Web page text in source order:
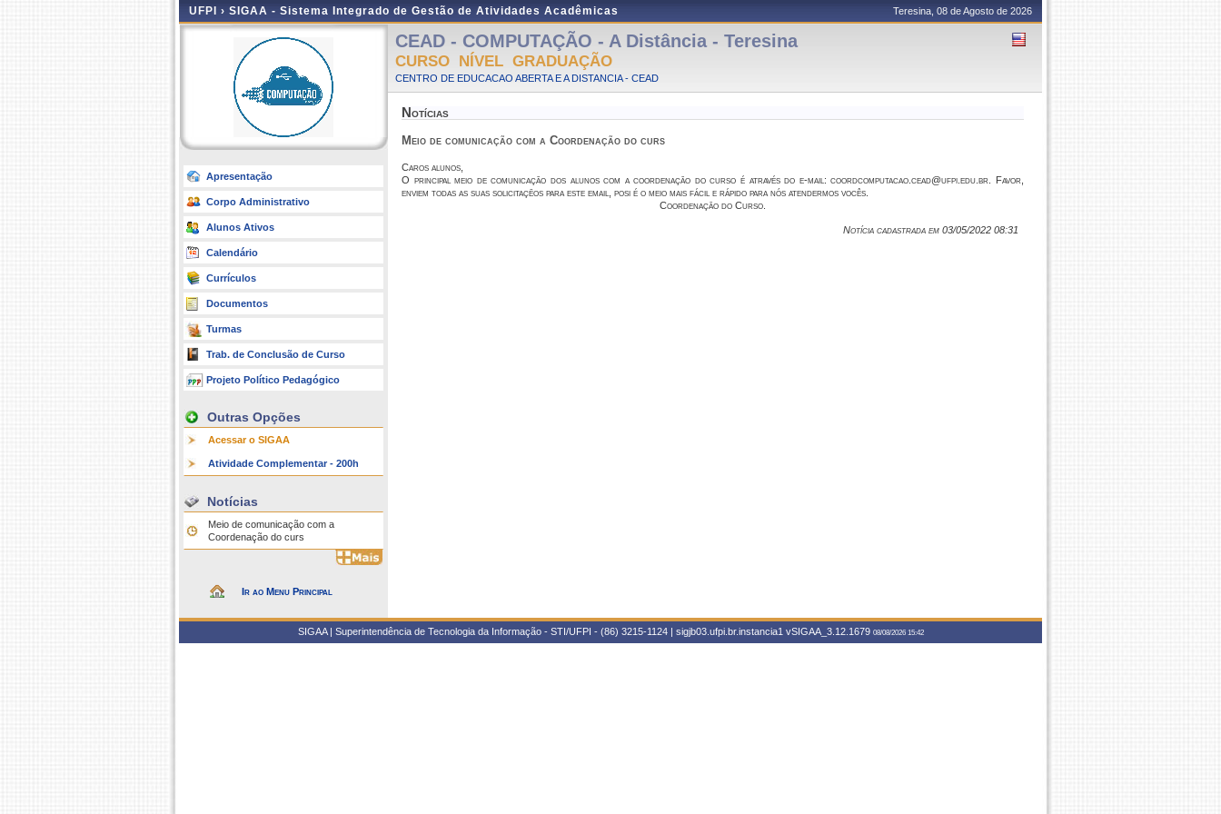
UFPI › SIGAA - Sistema Integrado de Gestão de Atividades Acadêmicas Teresina, 08 de Agosto de 2026
Apresentação
Corpo Administrativo
Alunos Ativos
Calendário
Currículos
Documentos
Turmas
Trab. de Conclusão de Curso
Projeto Político Pedagógico
Outras Opções
Acessar o SIGAA
Atividade Complementar - 200h
Notícias
Meio de comunicação com a
Coordenação do curs
Ir ao Menu Principal
CEAD - COMPUTAÇÃO - A Distância - Teresina
CURSO NÍVEL GRADUAÇÃO
CENTRO DE EDUCACAO ABERTA E A DISTANCIA - CEAD
Notícias
Meio de comunicação com a Coordenação do curs
Caros alunos,
O principal meio de comunicação dos alunos com a coordenação do curso é através do e-mail: coordcomputacao.cead@ufpi.edu.br. Favor,
enviem todas as suas solicitaçẽos para este email, posi é o meio mais fácil e rápido para nós atendermos vocês.
Coordenação do Curso.
Notícia cadastrada em 03/05/2022 08:31
SIGAA | Superintendência de Tecnologia da Informação - STI/UFPI - (86) 3215-1124 | sigjb03.ufpi.br.instancia1 vSIGAA_3.12.1679 08/08/2026 15:42